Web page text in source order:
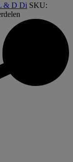
& D Di SKU: